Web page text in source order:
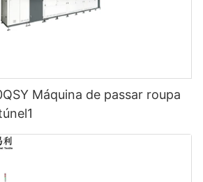
Máquina de passar roupa